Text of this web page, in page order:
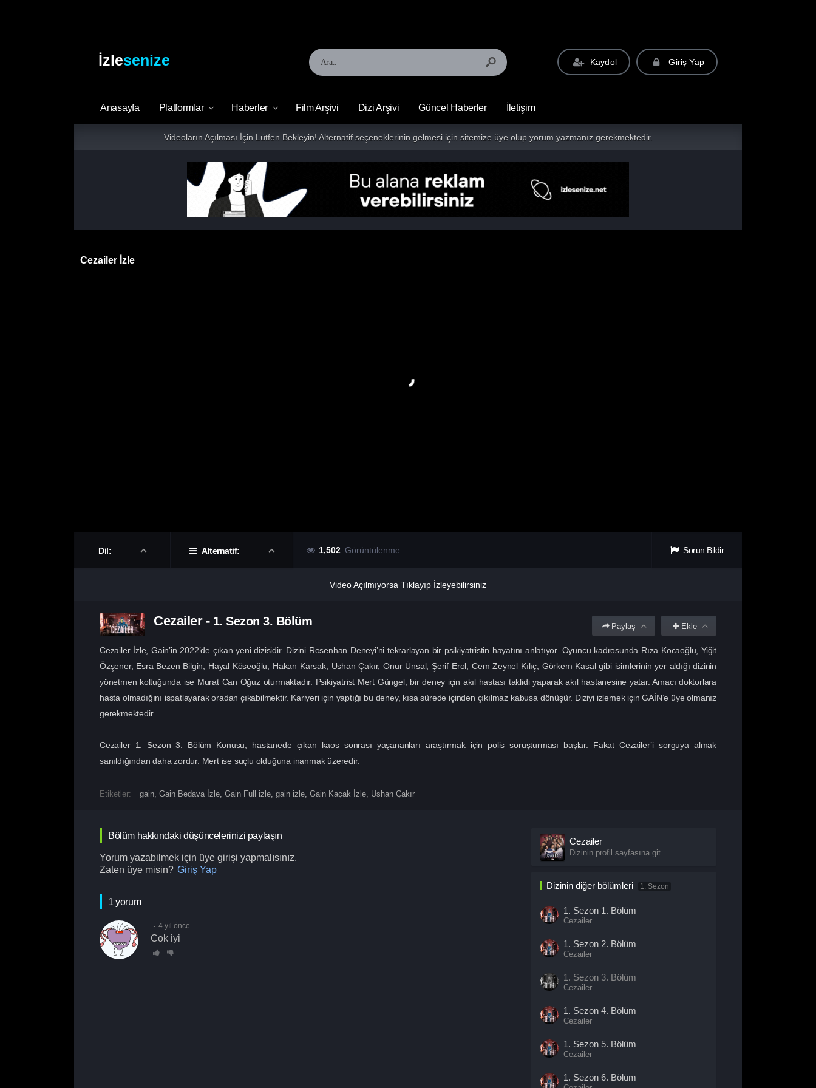
İzlesenize Kaydol Giriş Yap
Anasayfa Platformlar Haberler Film Arşivi Dizi Arşivi Güncel Haberler İletişim
Videoların Açılması İçin Lütfen Bekleyin! Alternatif seçeneklerinin gelmesi için sitemize üye olup yorum yazmanız gerekmektedir.
Cezailer İzle
Dil: Alternatif: 1,502 Görüntülenme Sorun Bildir
Video Açılmıyorsa Tıklayıp İzleyebilirsiniz
Cezailer- 1. Sezon 3. Bölüm Ekle
Paylaş
Cezailer İzle, Gain’in 2022’de çıkan yeni dizisidir. Dizini Rosenhan Deneyi’ni tekrarlayan bir psikiyatristin hayatını anlatıyor. Oyuncu kadrosunda Rıza Kocaoğlu, Yiğit
Özşener, Esra Bezen Bilgin, Hayal Köseoğlu, Hakan Karsak, Ushan Çakır, Onur Ünsal, Şerif Erol, Cem Zeynel Kılıç, Görkem Kasal gibi isimlerinin yer aldığı dizinin
yönetmen koltuğunda ise Murat Can Oğuz oturmaktadır. Psikiyatrist Mert Güngel, bir deney için akıl hastası taklidi yaparak akıl hastanesine yatar. Amacı doktorlara
hasta olmadığını ispatlayarak oradan çıkabilmektir. Kariyeri için yaptığı bu deney, kısa sürede içinden çıkılmaz kabusa dönüşür. Diziyi izlemek için GAİN’e üye olmanız
gerekmektedir.
Cezailer 1. Sezon 3. Bölüm Konusu, hastanede çıkan kaos sonrası yaşananları araştırmak için polis soruşturması başlar. Fakat Cezailer’i sorguya almak
sanıldığından daha zordur. Mert ise suçlu olduğuna inanmak üzeredir.
Etiketler: gain, Gain Bedava İzle, Gain Full izle, gain izle, Gain Kaçak İzle, Ushan Çakır
Bölüm hakkındaki düşüncelerinizi paylaşın
Yorum yazabilmek için üye girişi yapmalısınız.
Zaten üye misin? Giriş Yap
1 yorum
4 yıl önce
cok iyi
Cezailer
Dizinin profil sayfasına git
Dizinin diğer bölümleri 1. Sezon
1. Sezon 1. Bölüm
Cezailer
1. Sezon 2. Bölüm
Cezailer
1. Sezon 3. Bölüm
Cezailer
1. Sezon 4. Bölüm
Cezailer
1. Sezon 5. Bölüm
Cezailer
1. Sezon 6. Bölüm